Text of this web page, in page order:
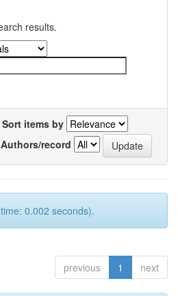
results.
Sort items by
Authors/record
0.002 seconds).
previous 1 next